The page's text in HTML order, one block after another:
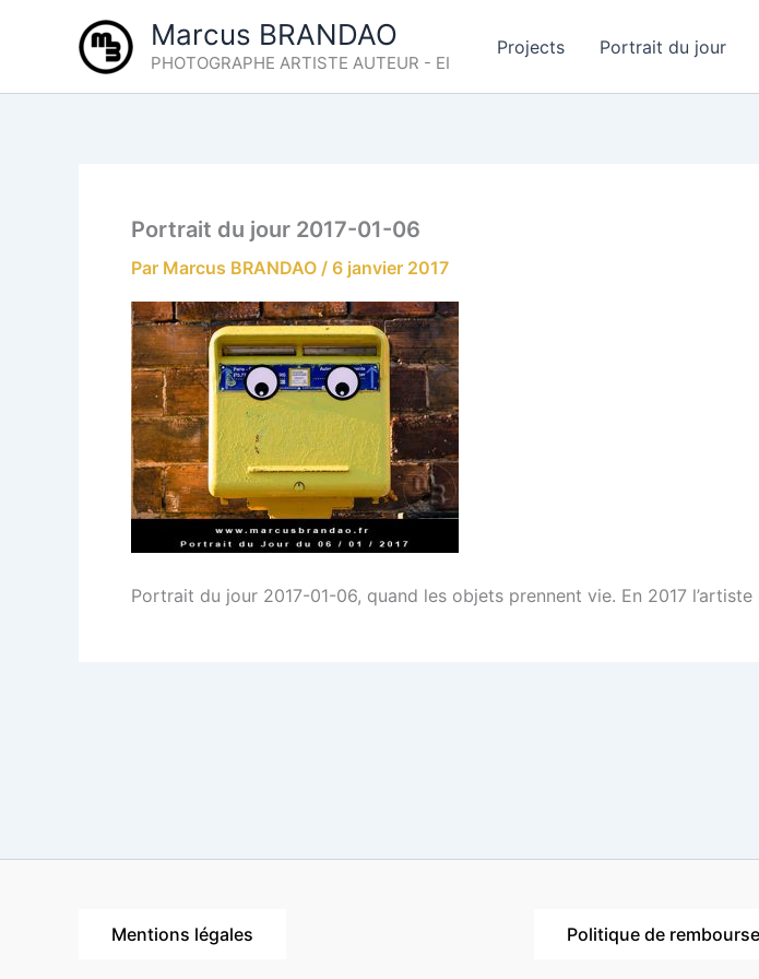
Marcus BRANDAO
PHOTOGRAPHE ARTISTE AUTEUR - EI
Projects Portrait du jour
Portrait du jour 2017-01-06
Par Marcus BRANDAO / 6 janvier 2017
Portrait du jour 2017-01-06, quand les objets prennent vie. En 2017
Mentions légales Politique de